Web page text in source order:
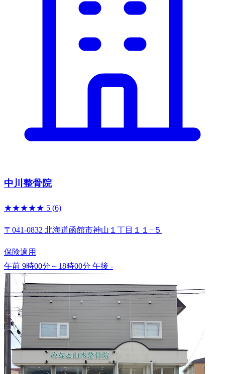
中川整骨院
★★★★★ 5 (6)
〒041-0832 北海道函館市神山１丁目１１−５
保険適用
午前 9時00分～18時00分 午後 -